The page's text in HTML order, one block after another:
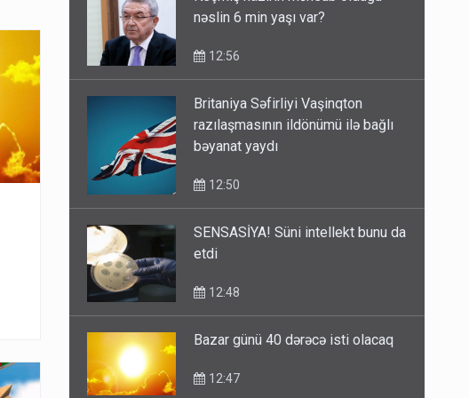
nəslin 6 min yaşı var?
12:56
Britaniya Səfirliyi Vaşinqton
razılaşmasının ildönümü ilə bağlı
bəyanat yaydı
12:50
SENSASİYA! Süni intellekt bunu da
etdi
12:48
Bazar günü 40 dərəcə isti olacaq
12:47